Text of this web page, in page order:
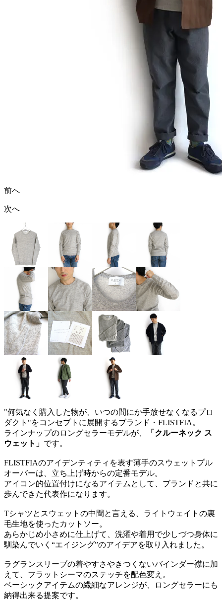
前へ
次へ
"何気なく購入した物が、いつの間にか手放せなくなるプロ
ダクト"をコンセプトに展開するブランド・FLISTFIA。
ラインナップのロングセラーモデルが、
「クルーネック ス
ウェット」 です。
FLISTFIAのアイデンティティを表す薄手のスウェットプル
オーバーは、立ち上げ時からの定番モデル。
アイコン的位置付けになるアイテムとして、ブランドと共に
歩んできた代表作になります。
Tシャツとスウェットの中間と言える、ライトウェイトの裏
毛生地を使ったカットソー。
あらかじめ小さめに仕上げて、洗濯や着用で少しづつ身体に
馴染んでいく“エイジング”のアイデアを取り入れました。
ラグランスリーブの着やすさやきつくないバインダー襟に加
えて、フラットシーマのステッチを配色変え。
ベーシックアイテムの繊細なアレンジが、ロングセラーにも
納得出来る提案です。